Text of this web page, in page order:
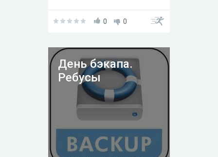
0 0
День бэкапа.
Ребусы